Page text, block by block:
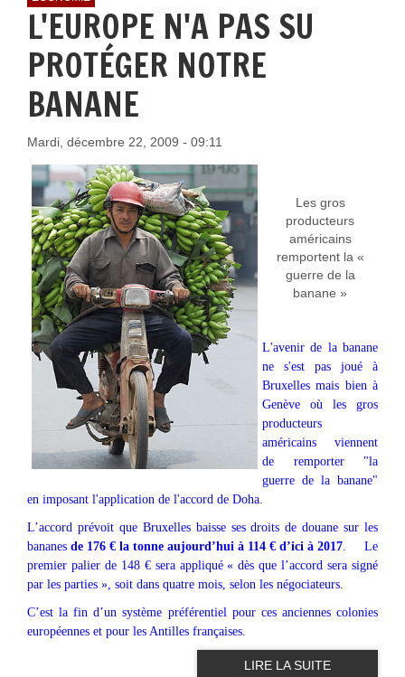
L'EUROPE N'A PAS SU
PROTÉGER NOTRE
BANANE
Mardi, décembre 22, 2009 - 09:11
Les gros
producteurs
américains
remportent la «
guerre de la
banane »
L'avenir de la banane
ne s'est pas joué à
Bruxelles mais bien à
Genève où les gros
producteurs
américains viennent
de remporter "la
guerre de la banane"
en imposant l'application de l'accord de Doha.
L’accord prévoit que Bruxelles baisse ses droits de douane sur les
bananes de 176 € la tonne aujourd’hui à 114 € d’ici à 2017 . Le
premier palier de 148 € sera appliqué « dès que l’accord sera signé
par les parties », soit dans quatre mois, selon les négociateurs.
C’est la fin d’un système préférentiel pour ces anciennes colonies
européennes et pour les Antilles françaises.
LIRE LA SUITE